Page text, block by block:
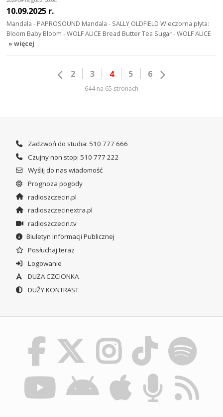
10.09.2025 r.
Mandala - PAPROSOUND Mandala - SALLY OLDFIELD Wieczorna płyta:
Bloom Baby Bloom - WOLF ALICE Bread Butter Tea Sugar - WOLF ALICE
» więcej
2 3 4 5 6
644 na 65 stronach
Zadzwoń do studia: 510 777 666
Czujny non stop: 510 777 222
Wyślij do nas wiadomość
Prognoza pogody
radioszczecin.pl
radioszczecinextra.pl
radioszczecin.tv
Biuletyn Informacji Publicznej
Posłuchaj teraz
Logowanie
DUŻA CZCIONKA
DUŻY KONTRAST